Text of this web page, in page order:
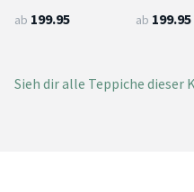
ab 199.95 ab 199.95
Sieh dir alle Teppiche dieser